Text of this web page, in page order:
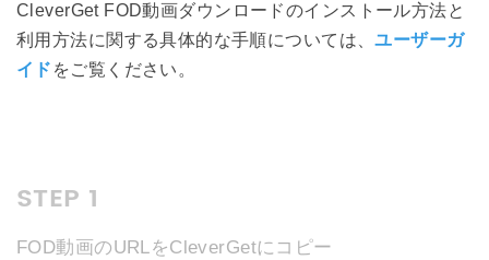
CleverGet FOD動画ダウンロードのインストール方法と
利用方法に関する具体的な手順については、ユーザーガ
イド をご覧ください。
STEP 1
FOD動画のURLをCleverGetにコピー